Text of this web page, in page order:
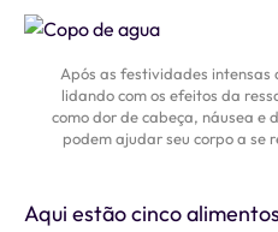
Após as festividades
lidando com os efeitos da
como dor de cabeça, náusea e
podem ajudar seu corpo a se
Aqui estão cinco